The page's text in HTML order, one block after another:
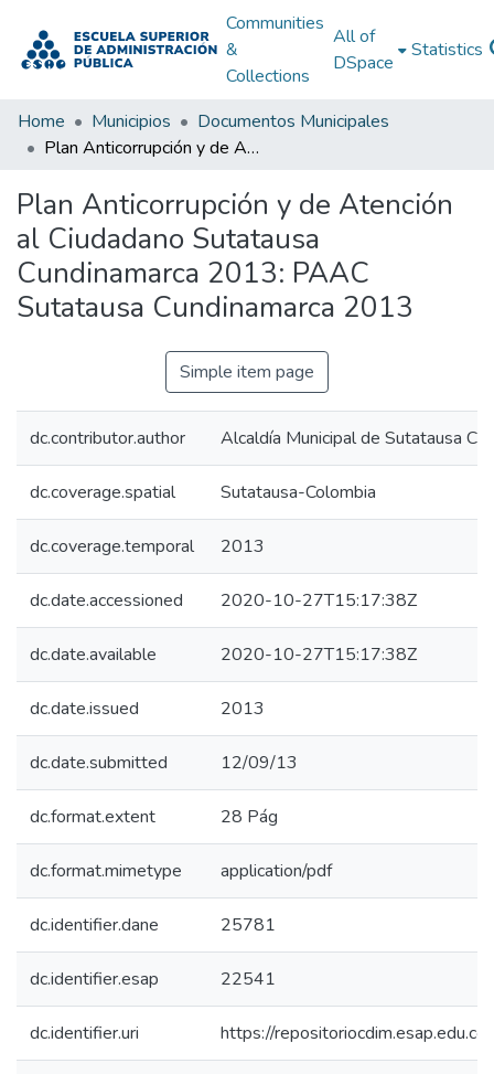
Communities
&
Collections
All of
DSpace
Statistics
Home Municipios
Documentos Municipales
Plan Anticorrupción y de Atención al Ciudadano Sutatausa Cundinamarca 2013: PAAC Sutatausa Cundinamarca 2013
Plan Anticorrupción y de Atención
al Ciudadano Sutatausa
Cundinamarca 2013: PAAC
Sutatausa Cundinamarca 2013
Simple item page
dc.contributor.author Alcaldía Municipal de Sutatausa
dc.coverage.spatial Sutatausa-Colombia
dc.coverage.temporal 2013
dc.date.accessioned 2020-10-27T15:17:38Z
dc.date.available 2020-10-27T15:17:38Z
dc.date.issued 2013
dc.date.submitted 12/09/13
dc.format.extent 28 Pág
dc.format.mimetype application/pdf
dc.identifier.dane 25781
dc.identifier.esap 22541
dc.identifier.uri https://